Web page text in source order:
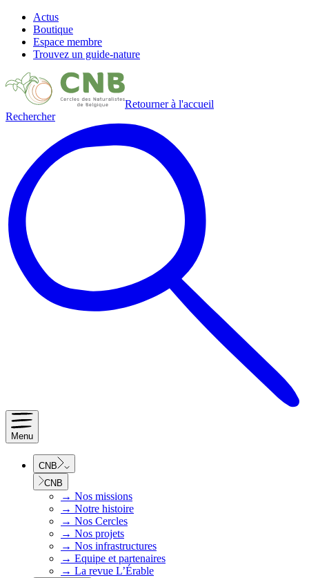
Actus
Boutique
Espace membre
Trouvez un guide-nature
Retourner à l'accueil
Rechercher
Menu
CNB
CNB
→ Nos missions
→ Notre histoire
→ Nos Cercles
→ Nos projets
→ Nos infrastructures
→ Equipe et partenaires
→ La revue L’Érable